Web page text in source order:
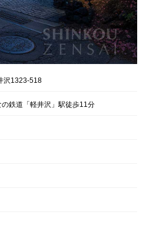
沢1323-518
鉄道「軽井沢」駅徒歩11分